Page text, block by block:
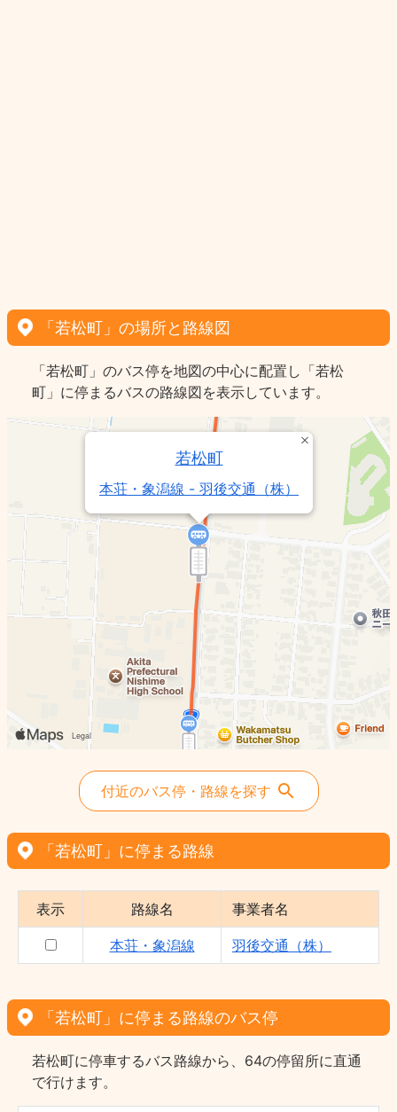
「若松町」の場所と路線図
「若松町」のバス停を地図の中心に配置し「若松
町」に停まるバスの路線図を表示しています。
若松町
本荘・象潟線 - 羽後交通（株）
付近のバス停・路線を探す
「若松町」に停まる路線
表示 路線名 事業者名
本荘・象潟線 羽後交通（株）
「若松町」に停まる路線のバス停
若松町に停車するバス路線から、64の停留所に直通
で行けます。